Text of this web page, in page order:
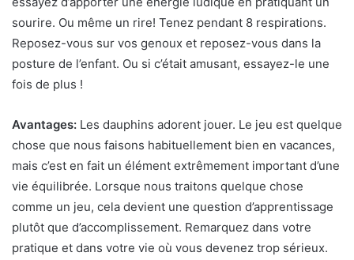
sourire. Ou même un rire! Tenez pendant 8 respirations.
Reposez-vous sur vos genoux et reposez-vous dans la
posture de l’enfant. Ou si c’était amusant, essayez-le une
fois de plus !
Avantages: Les dauphins adorent jouer. Le jeu est quelque
chose que nous faisons habituellement bien en vacances,
mais c’est en fait un élément extrêmement important d’une
vie équilibrée. Lorsque nous traitons quelque chose
comme un jeu, cela devient une question d’apprentissage
plutôt que d’accomplissement. Remarquez dans votre
pratique et dans votre vie où vous devenez trop sérieux.